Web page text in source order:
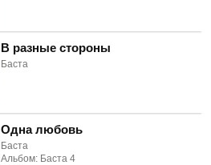
В разные стороны
Баста
Одна любовь
Баста
Альбом: Баста 4